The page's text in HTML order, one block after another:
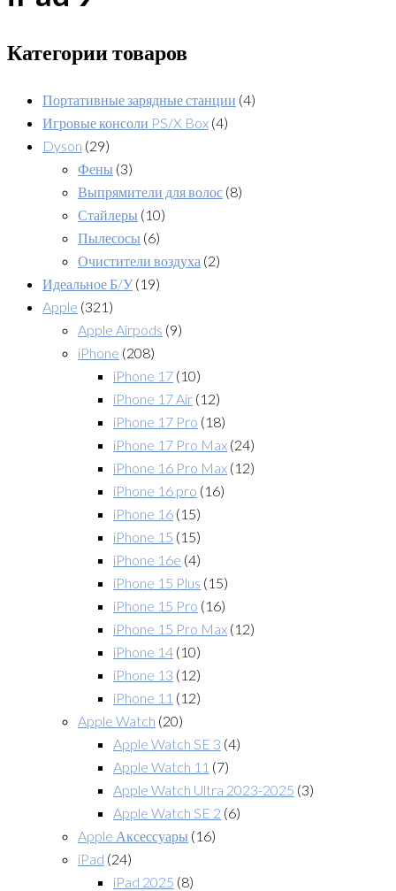
Категории товаров
Портативные зарядные станции (4)
Игровые консоли PS/X Box (4)
Dyson (29)
Фены (3)
Выпрямители для волос (8)
Стайлеры (10)
Пылесосы (6)
Очистители воздуха (2)
Идеальное Б/У (19)
Apple (321)
Apple Airpods (9)
iPhone (208)
iPhone 17 (10)
iPhone 17 Air (12)
iPhone 17 Pro (18)
iPhone 17 Pro Max (24)
iPhone 16 Pro Max (12)
iPhone 16 pro (16)
iPhone 16 (15)
iPhone 15 (15)
iPhone 16e (4)
iPhone 15 Plus (15)
iPhone 15 Pro (16)
iPhone 15 Pro Max (12)
iPhone 14 (10)
iPhone 13 (12)
iPhone 11 (12)
Apple Watch (20)
Apple Watch SE 3 (4)
Apple Watch 11 (7)
Apple Watch Ultra 2023-2025 (3)
Apple Watch SE 2 (6)
Apple Аксессуары (16)
iPad (24)
iPad 2025 (8)